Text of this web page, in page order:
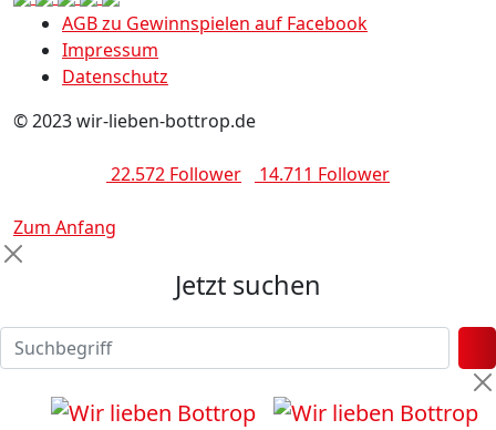
AGB zu Gewinnspielen auf Facebook
Impressum
Datenschutz
© 2023 wir-lieben-bottrop.de
22.572 Follower 14.711 Follower
Zum Anfang
Jetzt suchen